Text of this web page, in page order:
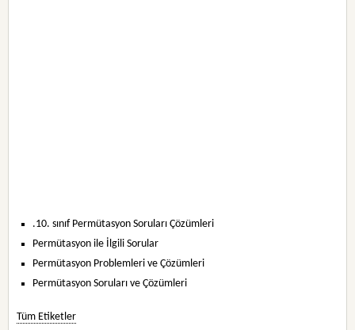
.10. sınıf Permütasyon Soruları Çözümleri
Permütasyon ile İlgili Sorular
Permütasyon Problemleri ve Çözümleri
Permütasyon Soruları ve Çözümleri
Tüm Etiketler